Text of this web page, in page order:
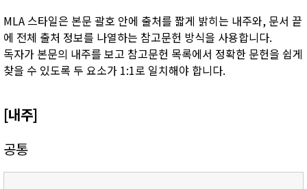
MLA 스타일은 본문 괄호 안에 출처를 짧게 밝히는 내주와, 문서 끝
에 전체 출처 정보를 나열하는 참고문헌 방식을 사용합니다.
독자가 본문의 내주를 보고 참고문헌 목록에서 정확한 문헌을 쉽게
찾을 수 있도록 두 요소가 1:1로 일치해야 합니다.
[내주]
공통